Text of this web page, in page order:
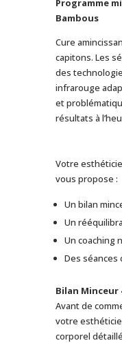
Programme
Bambous
Cure
capitons. Les
des
infrarouge
et
résultats à
Votre
vous propose :
Un bilan
Un
Un coaching
Des
Bilan Minceur
Avant de
votre
corporel